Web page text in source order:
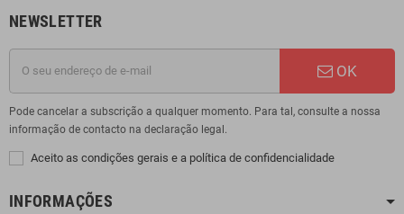
NEWSLETTER
OK
Pode cancelar a subscrição a qualquer momento. Para tal, consulte a nossa
informação de contacto na declaração legal.
Aceito as condições gerais e a política de confidencialidade
INFORMAÇÕES